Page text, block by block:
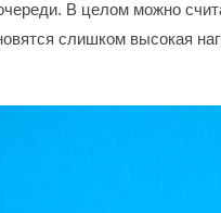
В целом можно
слишком высокая